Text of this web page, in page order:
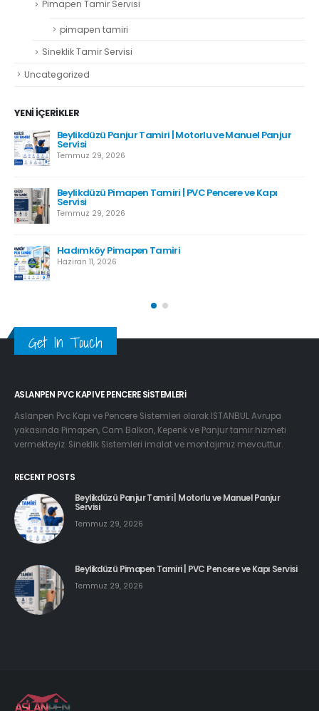
Pimapen Tamir Servisi
pimapen tamiri
Sineklik Tamir Servisi
Uncategorized
YENI İÇERIKLER
Beylikdüzü Panjur Tamiri | Motorlu ve Manuel Panjur
Servisi
Temmuz 29, 2026
Beylikdüzü Pimapen Tamiri | PVC Pencere ve Kapı
Servisi
Temmuz 29, 2026
Hadımköy Pimapen Tamiri
Haziran 11, 2026
Get In Touch
ASLANPEN PVC KAPI VE PENCERE SISTEMLERI
Aslanpen Pvc Kapı ve Pencere Sistemleri olarak İSTANBUL Avrupa
yakasında Pimapen, Cam Balkon, Kepenk ve Panjur tamir hizmeti
vermekteyiz. Sineklik Sistemleri imalat ve montajımız mevcuttur.
RECENT POSTS
Beylikdüzü Panjur Tamiri | Motorlu ve Manuel Panjur
Servisi
Temmuz 29, 2026
Beylikdüzü Pimapen Tamiri | PVC Pencere ve Kapı Servisi
Temmuz 29, 2026